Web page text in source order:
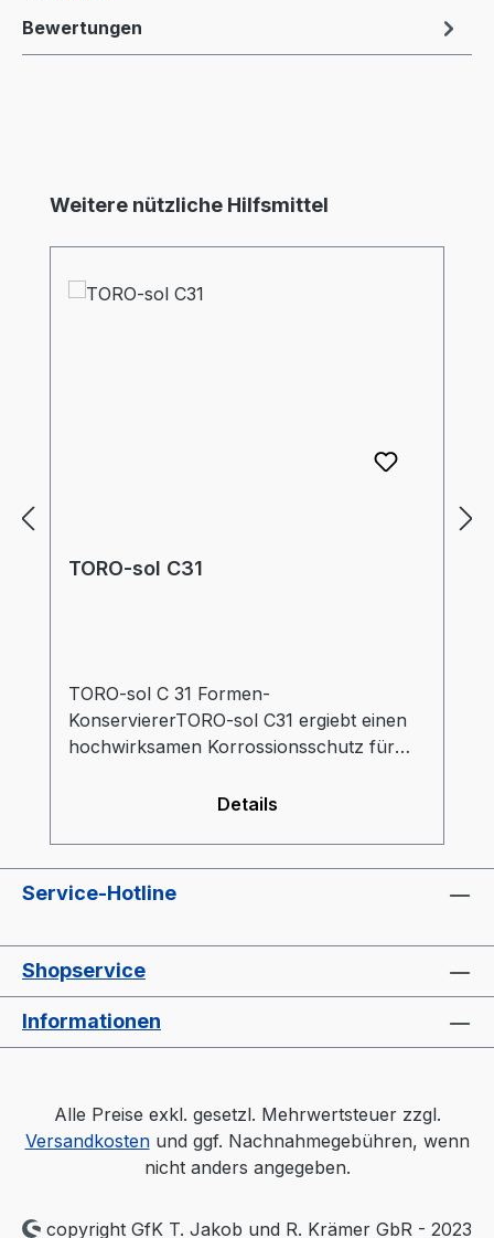
Bewertungen
Produktgalerie überspringen
Weitere nützliche Hilfsmittel
TORO-sol C31
TORO-sol C 31 Formen-
KonserviererTORO-sol C31 ergiebt einen
hochwirksamen Korrossionsschutz für
dünnflüssig und verdrängt Wasser
verfügt über exzellente
Details
Service-Hotline
Shopservice
Informationen
Alle Preise exkl. gesetzl. Mehrwertsteuer zzgl.
Versandkostenund ggf. Nachnahmegebühren, wenn
nicht anders angegeben.
copyright GfK T. Jakob und R. Krämer GbR - 2023